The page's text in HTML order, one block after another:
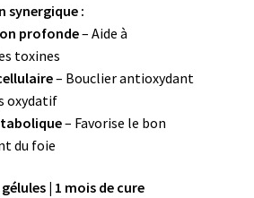
synergique :
profonde– Aide à
toxines
– Bouclier antioxydant
oxydatif
– Favorise le bon
du foie
| 1 mois de cure